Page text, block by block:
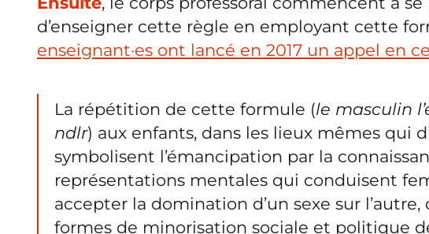
d’enseigner cette règle en employant cette
enseignant·es ont lancé en 2017 un appel en
La répétition de cette formule (le masculin
ndlr) aux enfants, dans les lieux mêmes qui
symbolisent l’émancipation par la
représentations mentales qui conduisent
accepter la domination d’un sexe sur
formes de minorisation sociale et politique